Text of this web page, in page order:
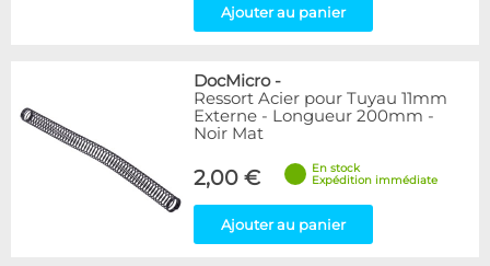
Ajouter au panier
DocMicro-
Ressort Acier pour Tuyau 11mm
Externe - Longueur 200mm -
Noir Mat
2,00 €
En stock
Expédition immédiate
Ajouter au panier